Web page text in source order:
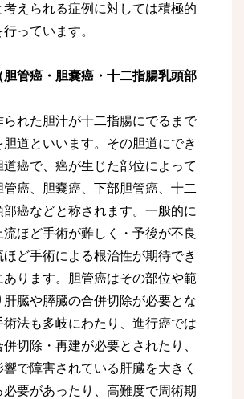
考えられる症例に対しては積極的
っています。
胆管癌・胆嚢癌・十二指腸乳頭部
られた胆汁が十二指腸にでるまで
道といいます。その胆道にでき
道癌で、癌が生じた部位によって
管癌、胆嚢癌、下部胆管癌、十二
部癌などと称されます。一般的に
流ほど手術が難しく・予後が不良
ほど手術による根治性が期待でき
あります。胆管癌はその部位や範
肝臓や膵臓の合併切除が必要とな
術法も多岐にわたり、進行癌では
併切除・再建が必要とされたり、
で障害されている肝臓を大きく
必要があったり、高難度で周術期